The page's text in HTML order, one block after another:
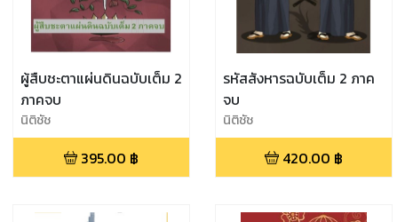
ผู้สืบชะตาแผ่นดินฉบับเต็ม 2
ภาคจบ
นิติชัช
395.00 ฿
รหัสสังหารฉบับเต็ม 2 ภาค
จบ
นิติชัช
420.00 ฿